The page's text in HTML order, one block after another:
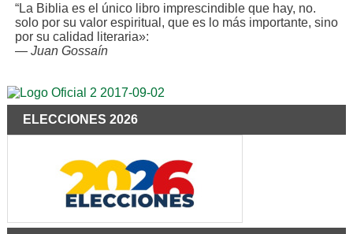
“La Biblia es el único libro imprescindible que hay, no.
solo por su valor espiritual, que es lo más importante, sino
por su calidad literaria»:
— Juan Gossaín
ELECCIONES 2026